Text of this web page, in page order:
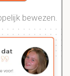
bewezen.